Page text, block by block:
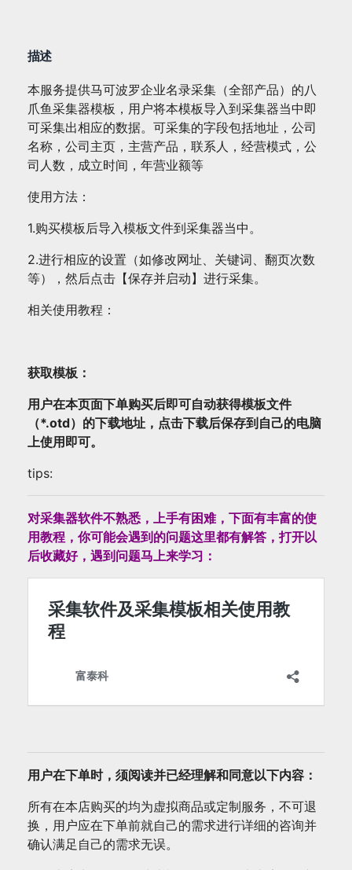
（全
品）
描述
本服务提供马可波罗企业名录采集（全部产品）的八
爪鱼采集器模板，用户将本模板导入到采集器当中即
可采集出相应的数据。可采集的字段包括地址，公司
名称，公司主页，主营产品，联系人，经营模式，公
司人数，成立时间，年营业额等
使用方法：
1.购买模板后导入模板文件到采集器当中。
2.进行相应的设置（如修改网址、关键词、翻页次数
等），然后点击【保存并启动】进行采集。
相关使用教程：
获取模板：
用户在本页面下单购买后即可自动获得模板文件
（*.otd）的下载地址，点击下载后保存到自己的电脑
上使用即可。
tips:
对采集器软件不熟悉，上手有困难，下面有丰富的使
用教程，你可能会遇到的问题这里都有解答，打开以
后收藏好，遇到问题马上来学习：
用户在下单时，须阅读并已经理解和同意以下内容：
所有在本店购买的均为虚拟商品或定制服务，不可退
换，用户应在下单前就自己的需求进行详细的咨询并
确认满足自己的需求无误。